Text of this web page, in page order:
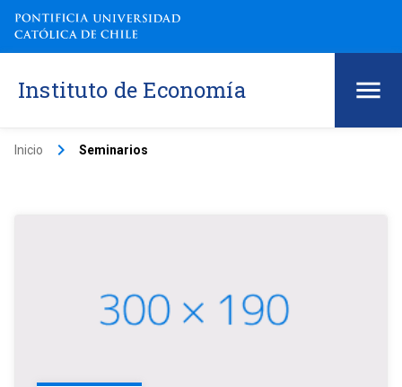
Instituto de Economía
Inicio keyboard_arrow_right Seminarios